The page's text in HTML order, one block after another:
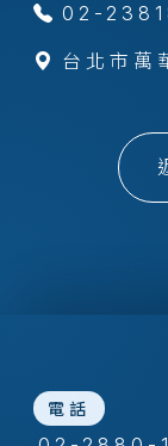
02-
台北市萬
電話